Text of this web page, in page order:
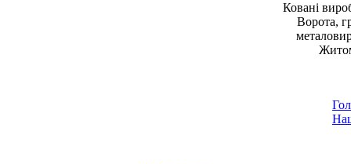
Ковані
Ворота,